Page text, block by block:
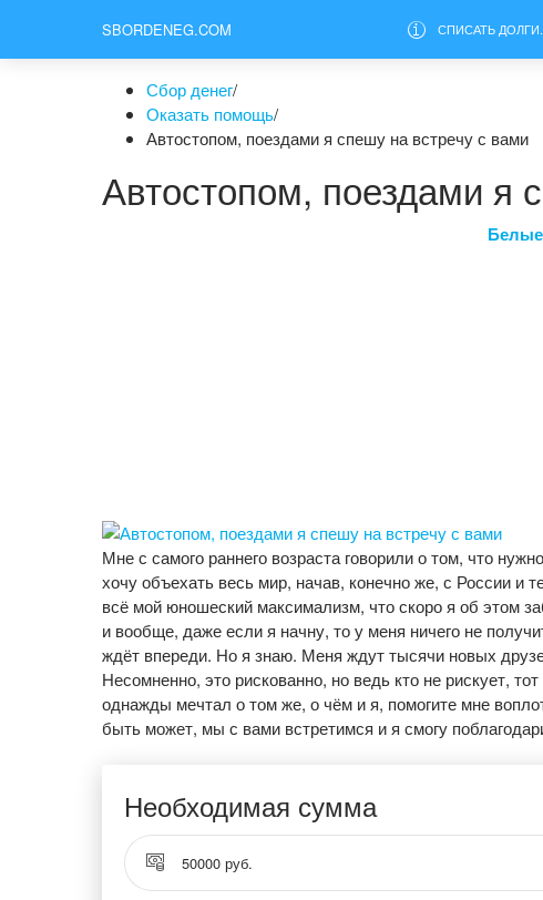
SBORDENEG.COM СПИСАТЬ
Сбор денег/
Оказать помощь/
Автостопом, поездами я спешу на встречу с вами
Автостопом, поездами я
Белые
Мне с самого раннего возраста говорили о том, что
хочу объехать весь мир, начав, конечно же, с России и
всё мой юношеский максимализм, что скоро я об этом
и вообще, даже если я начну, то у меня ничего не
ждёт впереди. Но я знаю. Меня ждут тысячи новых
Несомненно, это рискованно, но ведь кто не рискует,
однажды мечтал о том же, о чём и я, помогите мне
быть может, мы с вами встретимся и я смогу
Необходимая сумма
50000 руб.